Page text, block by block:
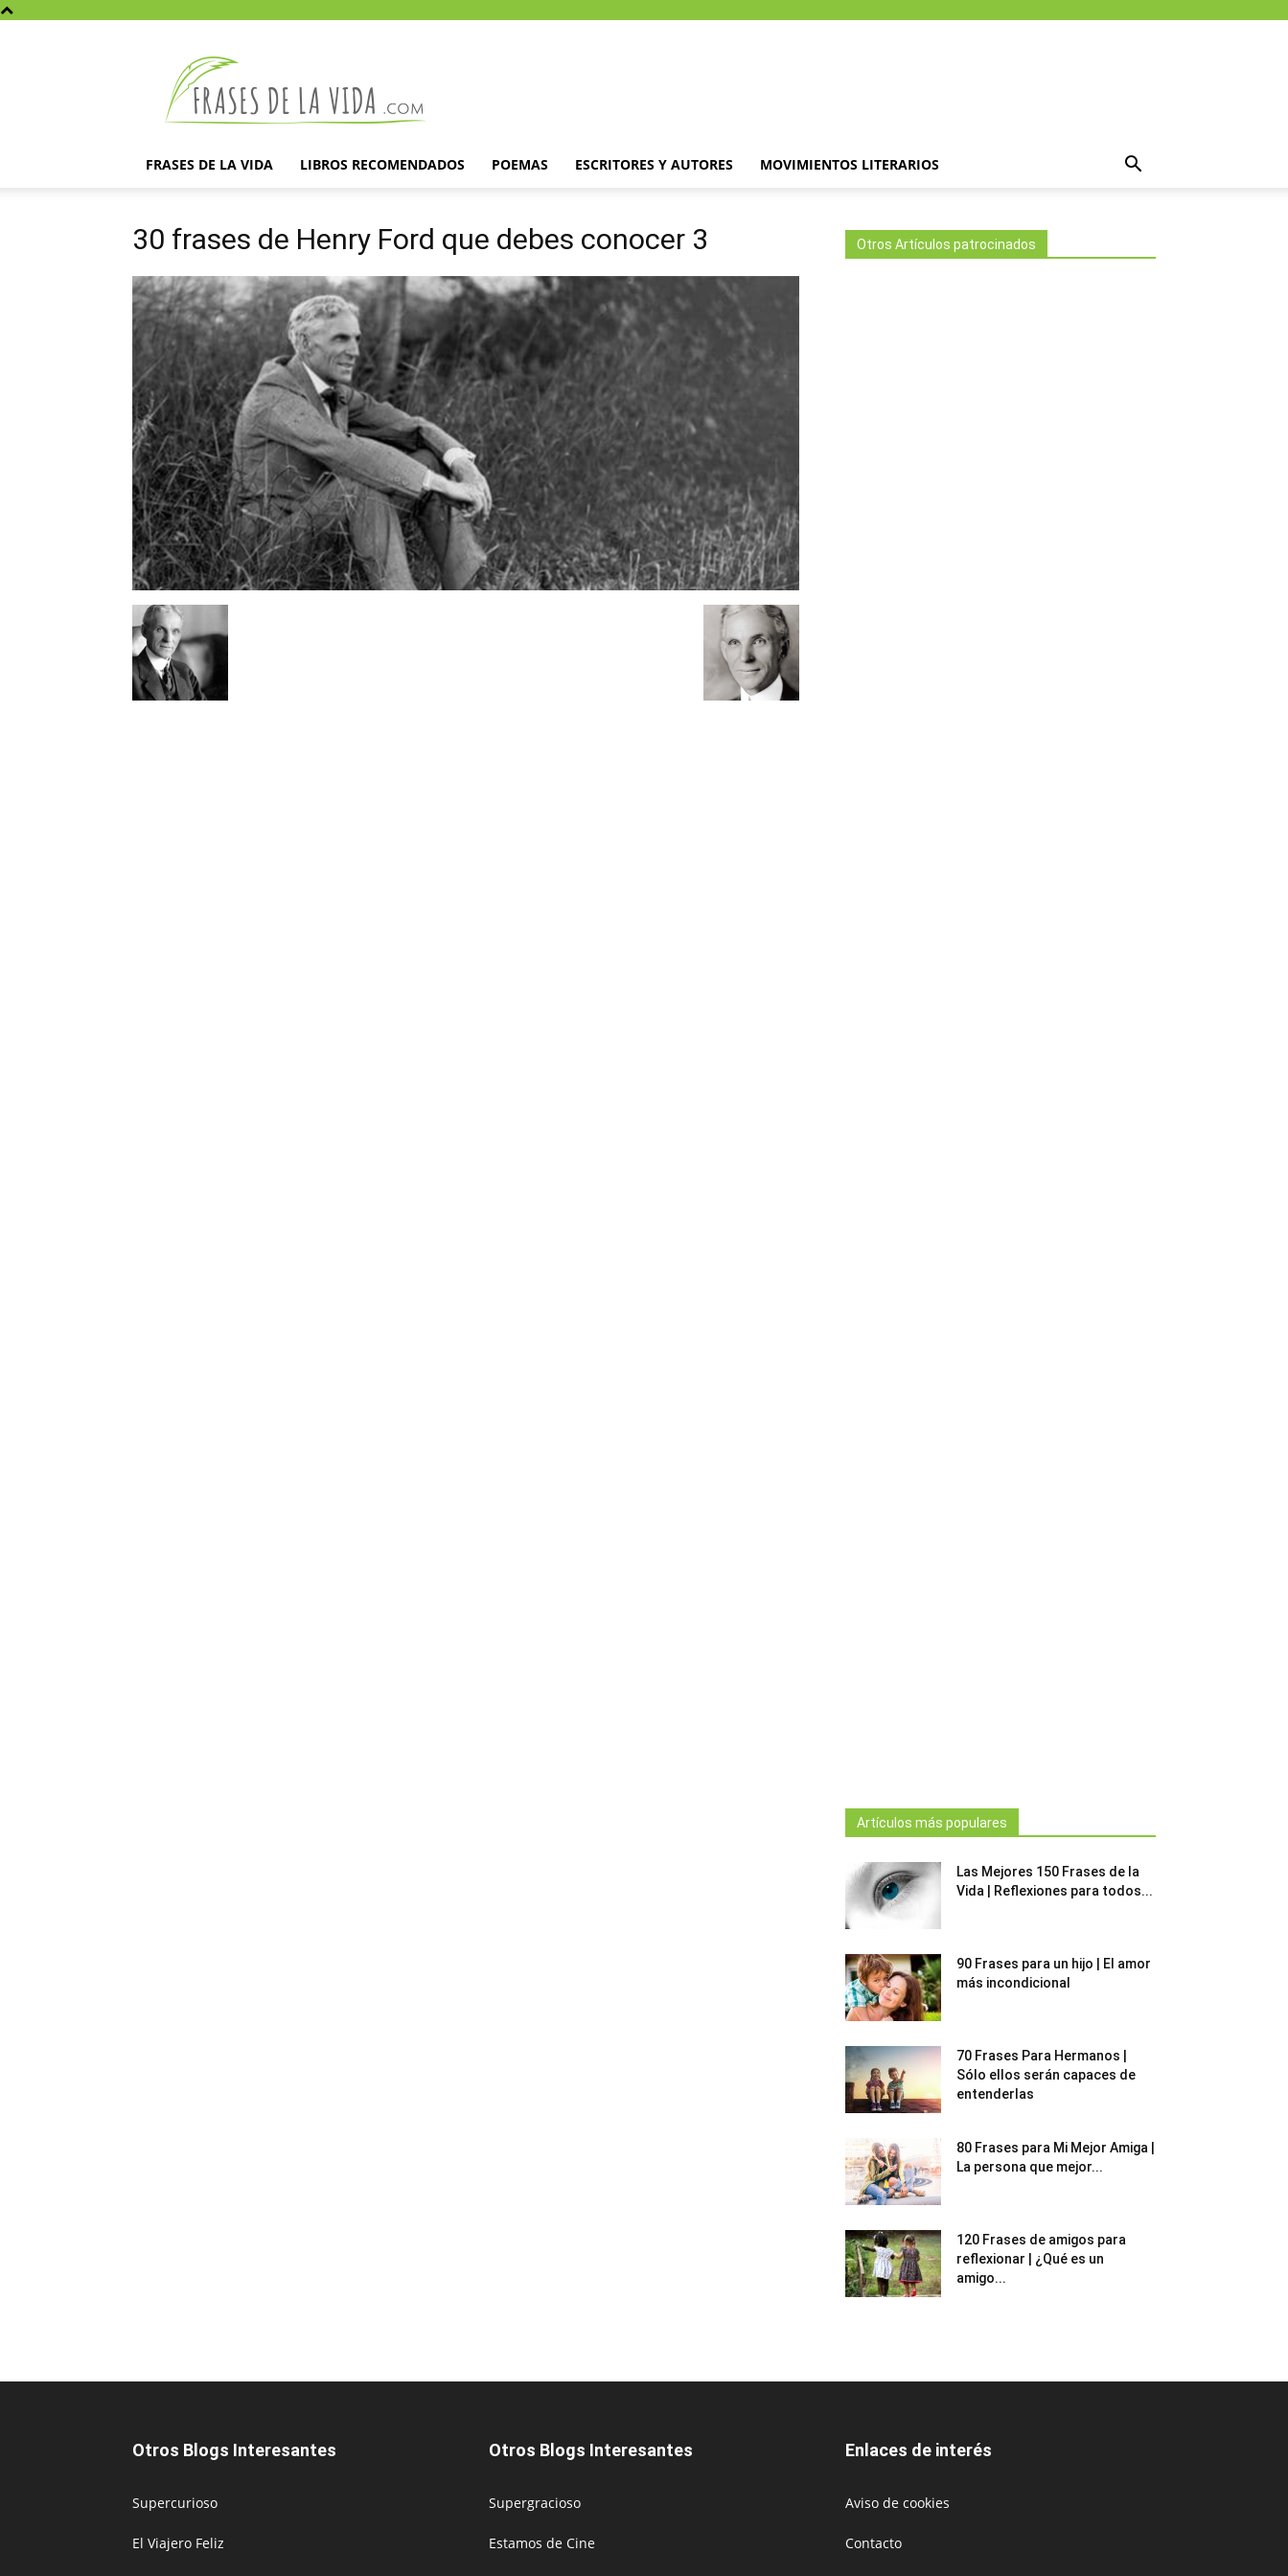
la
vida
FRASES DE LA VIDA LIBROS RECOMENDADOS POEMAS ESCRITORES Y AUTORES MOVIMIENTOS LITERARIOS
30 frases de Henry Ford que debes conocer 3 Otros Artículos patrocinados
Artículos más populares
Las Mejores 150 Frases de la
Vida | Reflexiones para todos...
90 Frases para un hijo | El amor
más incondicional
70 Frases Para Hermanos |
Sólo ellos serán capaces de
entenderlas
80 Frases para Mi Mejor Amiga |
La persona que mejor...
120 Frases de amigos para
reflexionar | ¿Qué es un
amigo...
Otros Blogs Interesantes
Supercurioso
El Viajero Feliz
Otros Blogs Interesantes
Supergracioso
Estamos de Cine
Enlaces de interés
Aviso de cookies
Contacto